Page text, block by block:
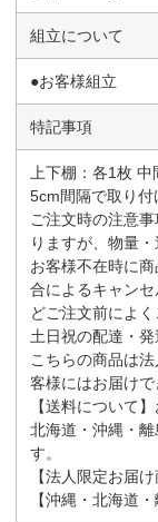
組立について
●お客様組立
特記事項
上下棚：各1枚
5cm間隔で取り付
ご注文時の注意
りますが、物量
お客様不在時に
合によるキャン
どご注文前によく
土日祝の配達・
こちらの商品は
客様にはお届けで
【送料について
北海道・沖縄・
す。
【法人限定お届け
【沖縄・北海道